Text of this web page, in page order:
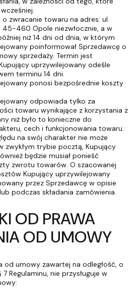
zwracanie towaru na adres: ul.
45-460 Opole niezwłocznie, a w
niż 14 dni od dnia, w którym
poinformował Sprzedawcę o
sprzedaży. Termin jest
uprzywilejowany odeśle
terminu 14 dni.
ponosi bezpośrednie koszty
odpowiada tylko za
towaru wynikające z korzystania z
niż było to konieczne do
cech i funkcjonowania towaru.
na swój charakter nie może
zwykłym trybie pocztą, Kupujący
będzie musiał ponieść
zwrotu towarów. O szacowanej
Kupujący uprzywilejowany
przez Sprzedawcę w opisie
podczas składania zamówienia.
OD PRAWA
OD UMOWY
od umowy zawartej na odległość, o
Regulaminu, nie przysługuje w